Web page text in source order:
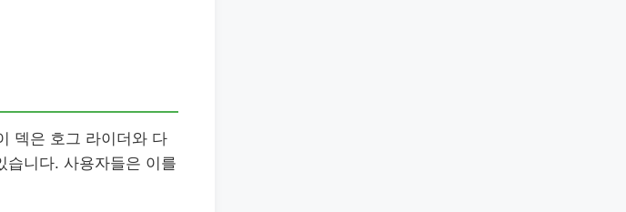
덱은 호그 라이더와 다
습니다. 사용자들은 이를